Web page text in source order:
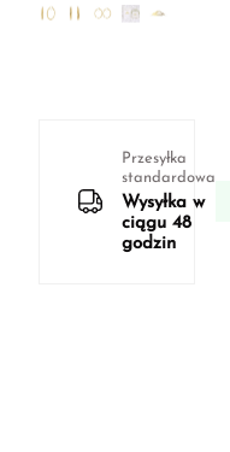
Przesyłka
standardowa
Wysyłka w
ciągu 48
godzin